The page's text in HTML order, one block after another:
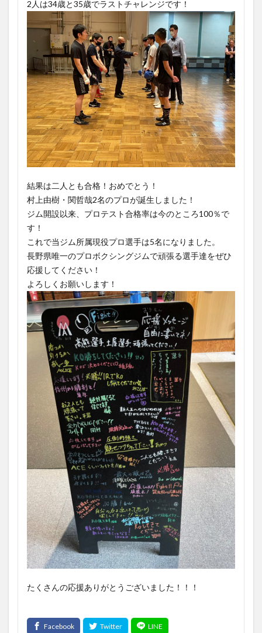
2人は34歳と35歳でラストチャレンジです！
結果は二人とも合格！おめでとう！
村上由樹・関哲哉2名のプロが誕生しました！
ジム開設以来、プロテスト合格率は今のところ100％で
す！
これで当ジム所属現役プロ選手は5名になりました。
長野県唯一のプロボクシングジムで頑張る選手達をぜひ
応援してください！
よろしくお願いします！
たくさんの応援ありがとうございました！！！